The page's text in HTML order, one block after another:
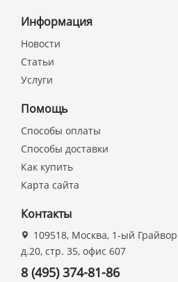
Информация
Новости
Статьи
Услуги
Помощь
Способы оплаты
Способы доставки
Как купить
Карта сайта
Контакты
109518, Москва, 1-ый
д.20, стр. 35, офис 607
8 (495) 374-81-86